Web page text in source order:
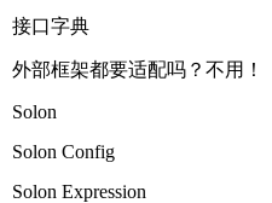
接口字典
外部框架都要适配吗？不用！
Solon
Solon Config
Solon Expression